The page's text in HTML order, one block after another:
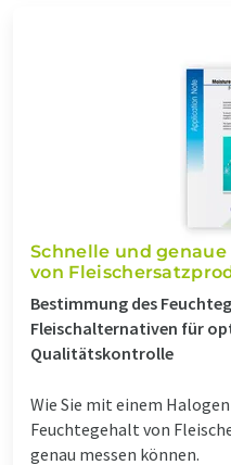
Schnelle und
von
Bestimmung des
Fleischalternativen für
Qualitätskontrolle
Wie Sie mit einem
Feuchtegehalt von
genau messen können.